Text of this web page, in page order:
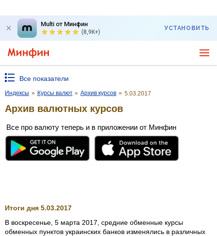
Multi от Минфин
(8,9K+)
УСТАНОВИТЬ
Все показатели
Индексы » Курсы валют » Архив курсов » 5.03.2017
Архив валютных курсов
Все про валюту теперь и в приложении от Минфин
Итоги дня 5.03.2017
В воскресенье, 5 марта 2017, средние обменные курсы
обменных пунктов украинских банков изменялись в различных